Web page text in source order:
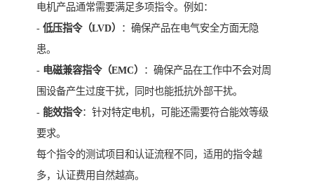
电机产品通常需要满足多项指令。例如：
- 低压指令（LVD）
：确保产品在电气安全方面无隐
患。
- 电磁兼容指令（EMC）
：确保产品在工作中不会对周
围设备产生过度干扰，同时也能抵抗外部干扰。
- 能效指令：针对特定电机，可能还需要符合能效等级
要求。
每个指令的测试项目和认证流程不同，适用的指令越
多，认证费用自然越高。